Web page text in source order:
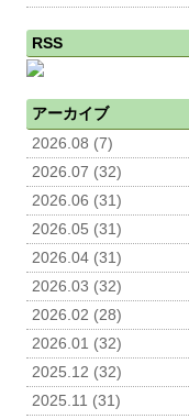
RSS
アーカイブ
2026.08 (7)
2026.07 (32)
2026.06 (31)
2026.05 (31)
2026.04 (31)
2026.03 (32)
2026.02 (28)
2026.01 (32)
2025.12 (32)
2025.11 (31)